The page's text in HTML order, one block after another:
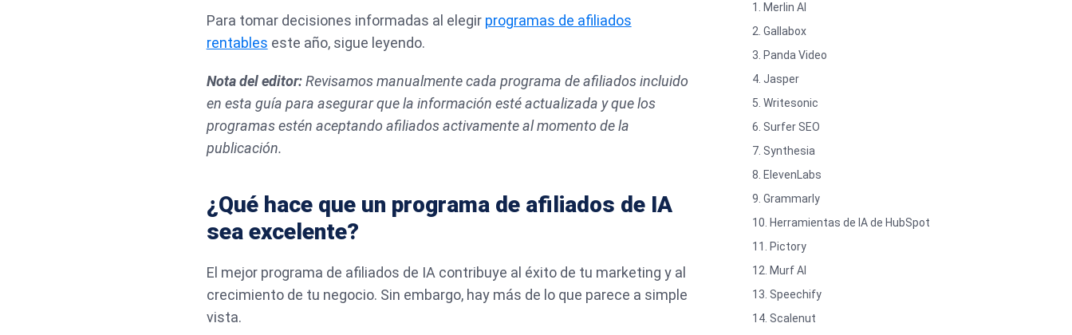
Para tomar decisiones informadas al elegir programas de afiliados
rentables este año, sigue leyendo.
Nota del editor:Revisamos manualmente cada programa de afiliados incluido
en esta guía para asegurar que la información esté actualizada y que los
programas estén aceptando afiliados activamente al momento de la
publicación.
¿Qué hace que un programa de afiliados de IA
sea excelente?
El mejor programa de afiliados de IA contribuye al éxito de tu marketing y al
crecimiento de tu negocio. Sin embargo, hay más de lo que parece a simple
vista.
1. Merlin AI
2. Gallabox
3. Panda Video
4. Jasper
5. Writesonic
6. Surfer SEO
7. Synthesia
8. ElevenLabs
9. Grammarly
10. Herramientas de IA de HubSpot
11. Pictory
12. Murf AI
13. Speechify
14. Scalenut